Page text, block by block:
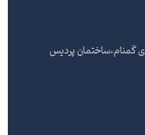
گمنام،ساختمان پردیس